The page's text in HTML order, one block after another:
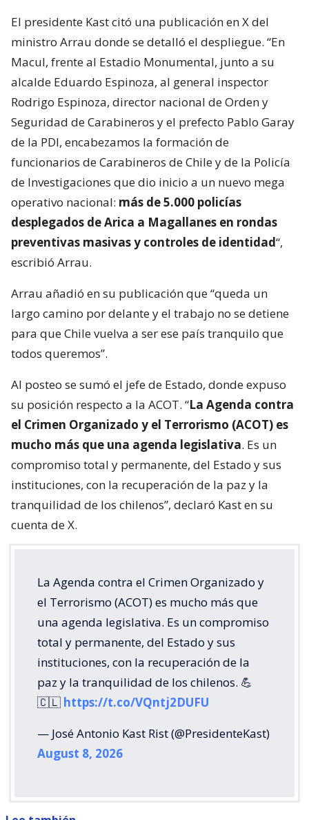
El presidente Kast citó una publicación en X del
ministro Arrau donde se detalló el despliegue. “En
Macul, frente al Estadio Monumental, junto a su
alcalde Eduardo Espinoza, al general inspector
Rodrigo Espinoza, director nacional de Orden y
Seguridad de Carabineros y el prefecto Pablo Garay
de la PDI, encabezamos la formación de
funcionarios de Carabineros de Chile y de la Policía
de Investigaciones que dio inicio a un nuevo mega
operativo nacional: más de 5.000 policías
desplegados de Arica a Magallanes en rondas
preventivas masivas y controles de identidad“,
escribió Arrau.
Arrau añadió en su publicación que “queda un
largo camino por delante y el trabajo no se detiene
para que Chile vuelva a ser ese país tranquilo que
todos queremos”.
Al posteo se sumó el jefe de Estado, donde expuso
su posición respecto a la ACOT. “La Agenda contra
el Crimen Organizado y el Terrorismo (ACOT) es
mucho más que una agenda legislativa. Es un
compromiso total y permanente, del Estado y sus
instituciones, con la recuperación de la paz y la
tranquilidad de los chilenos”, declaró Kast en su
cuenta de X.
La Agenda contra el Crimen Organizado y
el Terrorismo (ACOT) es mucho más que
una agenda legislativa. Es un compromiso
total y permanente, del Estado y sus
instituciones, con la recuperación de la
paz y la tranquilidad de los chilenos. 💪
🇨🇱 https://t.co/VQntj2DUFU
— José Antonio Kast Rist (@PresidenteKast)
August 8, 2026